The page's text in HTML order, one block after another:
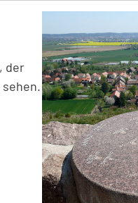
der